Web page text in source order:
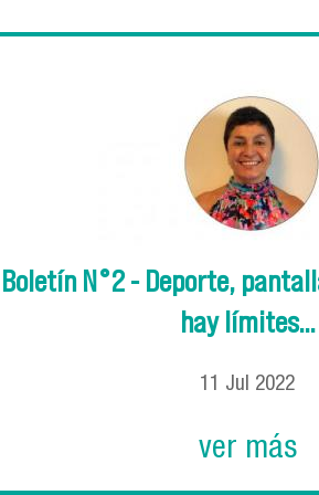
Boletín N°2 - Deporte,
hay límites…
11 Jul 2022
ver más